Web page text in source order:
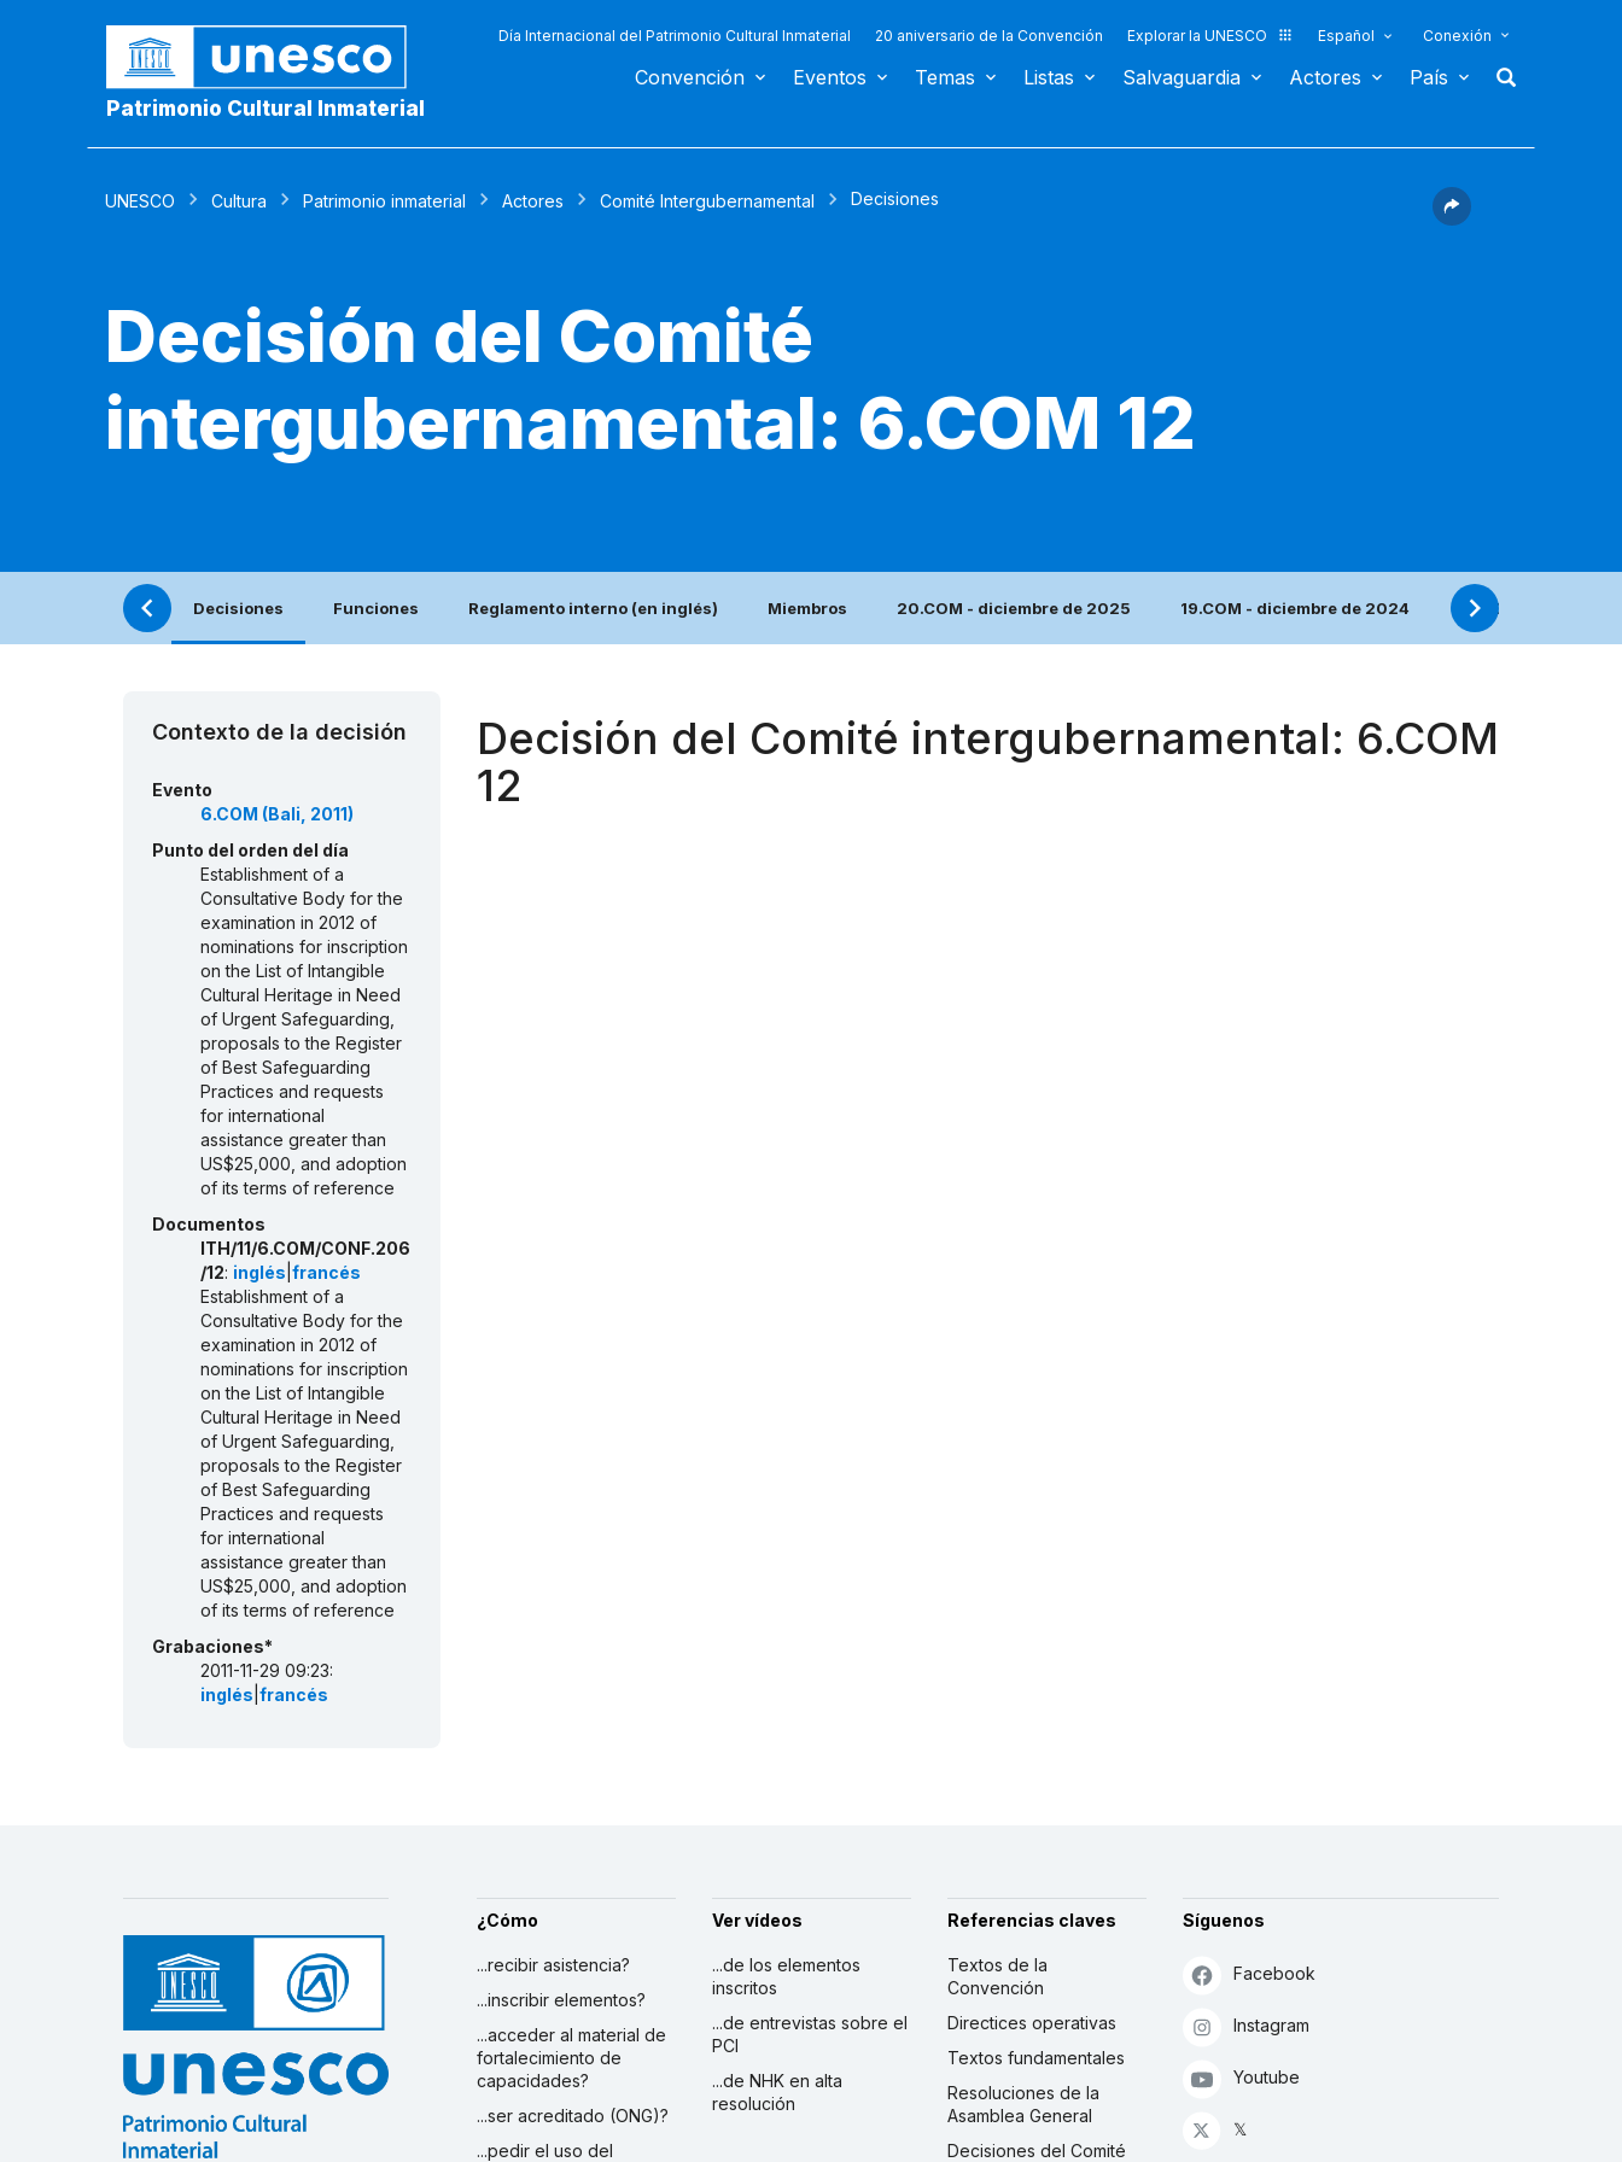
Patrimonio Cultural Inmaterial
Día Internacional del Patrimonio Cultural Inmaterial 20 aniversario de la Convención Explorar la UNESCO Español Conexión
Convención Eventos Temas Listas Salvaguardia Actores País
UNESCO Cultura Patrimonio inmaterial Actores Comité Intergubernamental Decisiones
Decisión del Comité
intergubernamental: 6.COM 12
Decisiones Funciones Reglamento interno (en inglés) Miembros 20.COM - diciembre de 2025 19.COM - diciembre de 2024 18.COM -
Contexto de la decisión
Evento
6.COM (Bali, 2011)
Punto del orden del día
Establishment of a
Consultative Body for the
examination in 2012 of
nominations for inscription
on the List of Intangible
Cultural Heritage in Need
of Urgent Safeguarding,
proposals to the Register
of Best Safeguarding
Practices and requests
for international
assistance greater than
US$25,000, and adoption
of its terms of reference
Documentos
ITH/11/6.COM/CONF.206
/12: inglés francés
Establishment of a
Consultative Body for the
examination in 2012 of
nominations for inscription
on the List of Intangible
Cultural Heritage in Need
of Urgent Safeguarding,
proposals to the Register
of Best Safeguarding
Practices and requests
for international
assistance greater than
US$25,000, and adoption
of its terms of reference
Grabaciones*
2011-11-29 09:23:
inglés francés
Decisión del Comité intergubernamental: 6.COM
12
¿Cómo
...recibir asistencia?
...inscribir elementos?
...acceder al material de
fortalecimiento de
capacidades?
...ser acreditado (ONG)?
...pedir el uso del
Ver vídeos
...de los elementos
inscritos
...de entrevistas sobre el
PCI
...de NHK en alta
resolución
Referencias claves
Textos de la
Convención
Directices operativas
Textos fundamentales
Resoluciones de la
Asamblea General
Decisiones del Comité
Síguenos
Facebook
Instagram
Youtube
𝕏